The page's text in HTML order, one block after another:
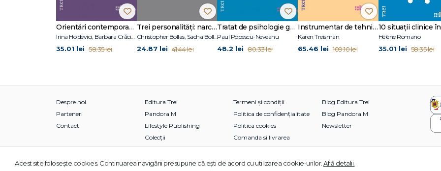
Orientări contemporane în psihoterapie și consiliere psihologică
Irina Holdevici, Barbara Crăciun
35.01 lei 58.35 lei
Trei personalități: narcisică, borderline, maniaco-depresivă
Christopher Bollas, Sacha Bollas
24.87 lei 41.44 lei
Tratat de psihologie generală
Paul Popescu-Neveanu
48.2 lei 80.33 lei
Instrumentar de tehnici terapeutice creative
Karen Treisman
65.46 lei 109.10 lei
Hélène Romano
35.01 lei 58.35 lei
Despre noi
Parteneri
Contact
Editura Trei
Pandora M
Lifestyle Publishing
Colecții
Termeni și condiții
Politica de confidențialitate
Politica cookies
Comanda si livrarea
Blog Editura Trei
Blog Pandora M
Newsletter
© 2026 Grupul Editorial TREI. Toate drepturile rezervate.
Acest site foloseşte cookies. Continuarea navigării presupune că eşti de acord cu utilizarea cookie-urilor. Află detalii.